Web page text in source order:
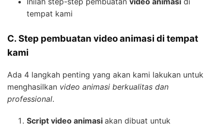
tempat kami
C. Step pembuatan video animasi di tempat
kami
Ada 4 langkah penting yang akan kami lakukan untuk
menghasilkan video animasi berkualitas dan
professional.
Script video animasi akan dibuat untuk